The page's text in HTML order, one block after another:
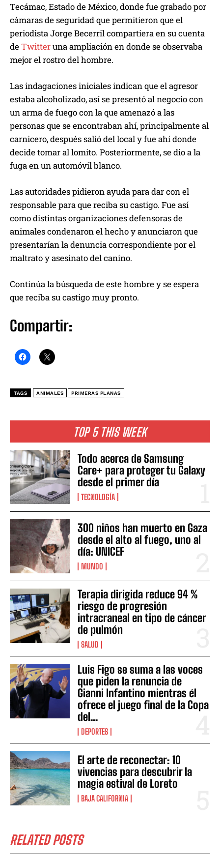
TOP 5 THIS WEEK
Todo acerca de Samsung
Care+ para proteger tu Galaxy
desde el primer día
TECNOLOGÍA
300 niños han muerto en Gaza
desde el alto al fuego, uno al
día: UNICEF
MUNDO
Terapia dirigida reduce 94 %
riesgo de progresión
intracraneal en tipo de cáncer
de pulmón
SALUD
Luis Figo se suma a las voces
que piden la renuncia de
Gianni Infantino mientras él
ofrece el juego final de la Copa
del...
DEPORTES
El arte de reconectar: 10
vivencias para descubrir la
magia estival de Loreto
BAJA CALIFORNIA
RELATED POSTS
Tecámac, Estado de México, donde fue grabado por
cámaras de seguridad que permitieron que el
periodista Jorge Becerril compartiera en su cuenta
deTwitteruna ampliación en donde se observaba
mejor el rostro del hombre.
Las indagaciones iniciales indican que el agresor
estaba alcoholizado, así se presentó al negocio con
un arma de fuego con la que amenazó a las
personas que se encontraban ahí, principalmente al
carnicero, después salió del local y fue ahí donde
decide tomar al lomito. Posteriormente, se dio a la
fuga en un automóvil blanco.
Las autoridades pidieron ayuda para dar con el
responsable para que reciba su castigo. Fue así
como distintas organizaciones defensoras de
animales condenaron el hecho y anunciaron que
presentarían la denuncia correspondiente por el
maltrato y asesinato del canino.
Continúa la búsqueda de este hombre y se espera
que reciba su castigo muy pronto.
Compartir:
TAGS ANIMALES PRIMERAS PLANAS